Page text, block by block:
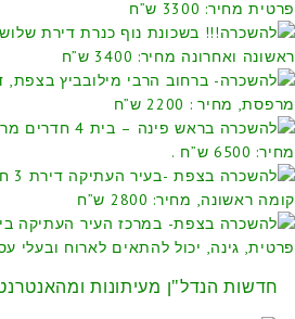
חדשות הנדל"ן מעיתונות ומהאנטרנט